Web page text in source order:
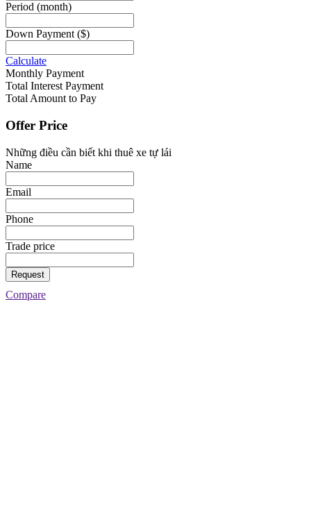
Period (month)
Down Payment($)
Calculate
Monthly Payment
Total Interest Payment
Total Amount to Pay
Offer Price
Những điều cần biết khi thuê xe tự lái
Name
Email
Phone
Trade price
Request
Compare